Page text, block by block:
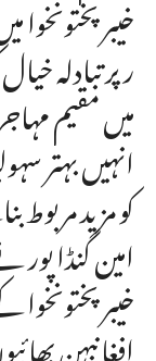
رپر تبادلہ
میں مقیم
انہیں بہتر
کو مزید مربوط
امین گنڈا
افغانبہن